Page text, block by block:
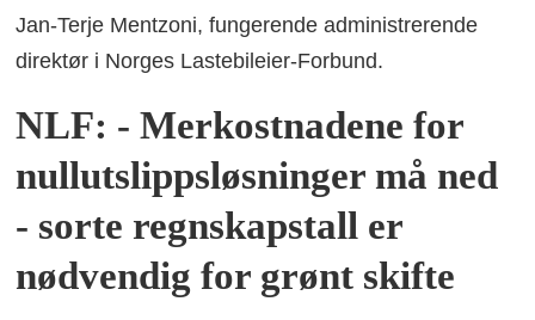
Jan-Terje Mentzoni, fungerende administrerende
direktør i Norges Lastebileier-Forbund.
NLF: - Merkostnadene for
nullutslippsløsninger må ned
- sorte regnskapstall er
nødvendig for grønt skifte